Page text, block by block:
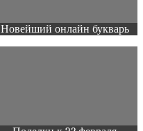
Новейший онлайн букварь